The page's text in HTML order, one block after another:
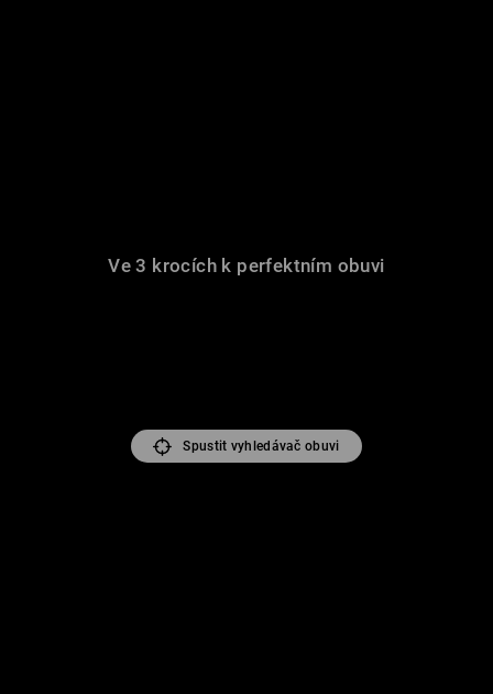
Ve 3 krocích k perfektním obuvi
Spustit vyhledávač obuvi